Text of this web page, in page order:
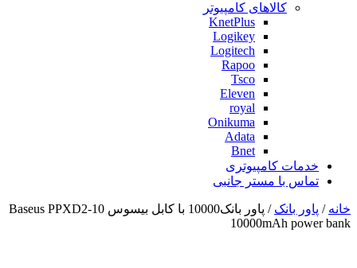
کالاهای کامپیوتر
KnetPlus
Logikey
Logitech
Rapoo
Tsco
Eleven
royal
Onikuma
Adata
Bnet
خدمات کامپیوتری
تماس با مستر جانبی
خانه / پاور بانک
/ پاور بانک10000 با کابل بیسوس Baseus PPXD2-10
10000mAh power bank